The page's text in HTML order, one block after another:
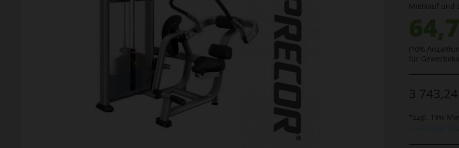
Mietkauf und
(10%
für
3
*zzgl. 19%